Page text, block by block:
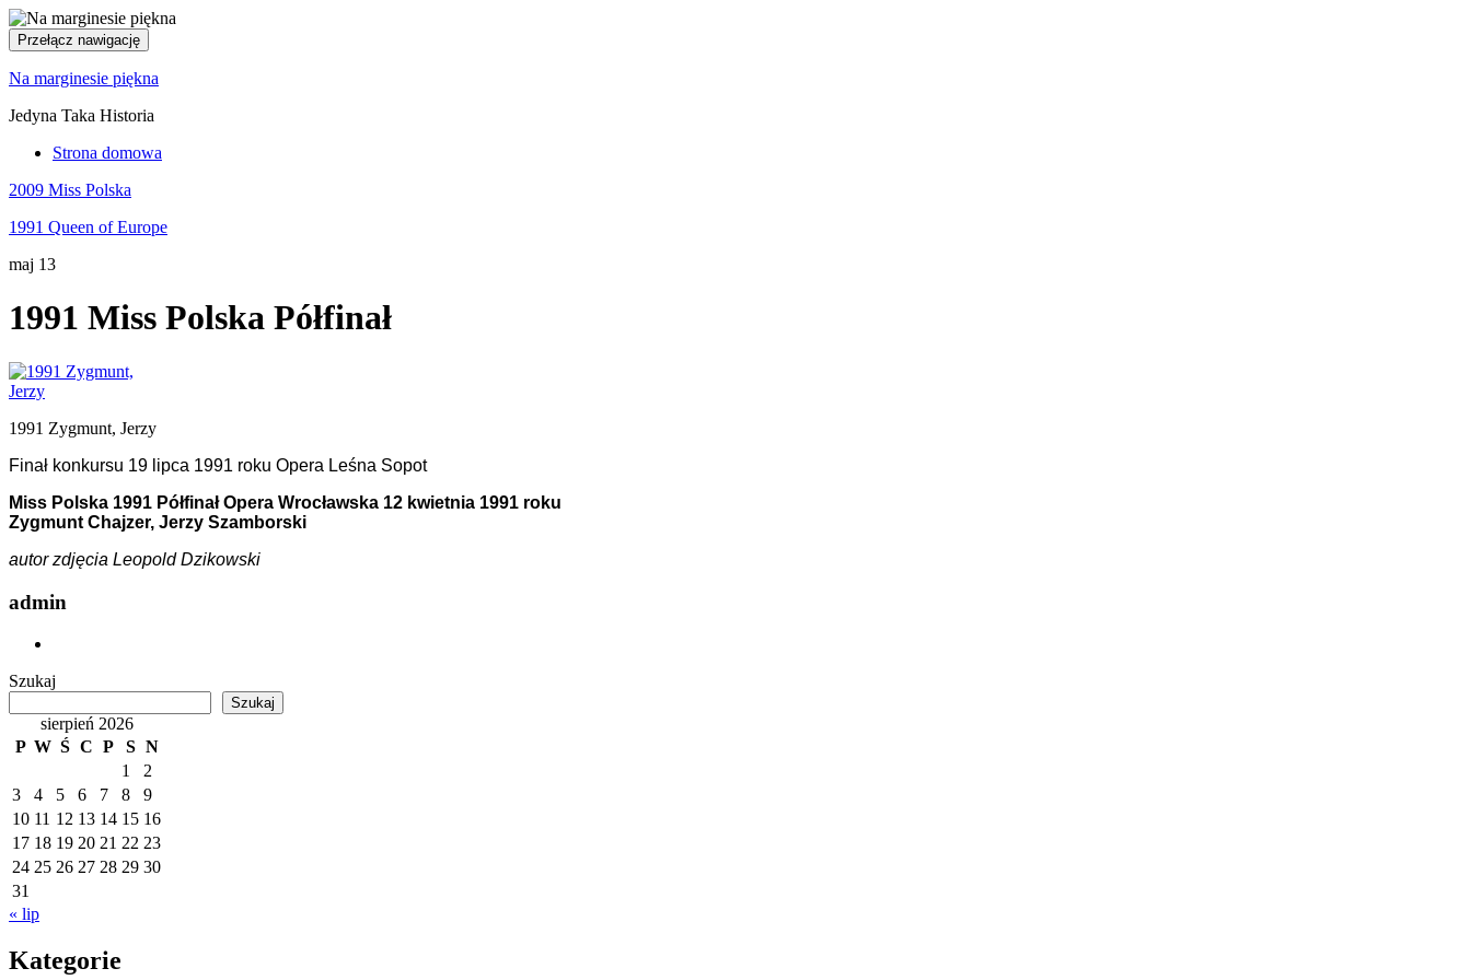
Przełącz nawigację
Na marginesie piękna
Jedyna Taka Historia
Strona domowa
2009 Miss Polska
1991 Queen of Europe
maj 13
1991 Miss Polska Półfinał
1991 Zygmunt, Jerzy
Finał konkursu 19 lipca 1991 roku Opera Leśna Sopot
Miss Polska 1991 Półfinał Opera Wrocławska 12 kwietnia 1991 roku
Zygmunt Chajzer, Jerzy Szamborski
autor zdjęcia Leopold Dzikowski
admin
Szukaj
Szukaj
sierpień 2026
P W Ś C P S N
1
2
3
4 5 6 7 8
9
10 11 12 13 14 15 16
17 18 19 20 21 22 23
24 25 26 27 28 29 30
31
« lip
Kategorie